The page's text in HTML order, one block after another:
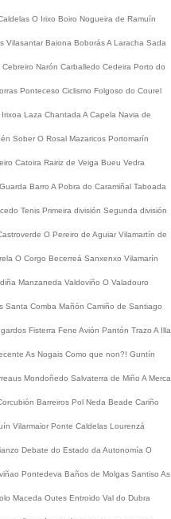
O Irixo Boiro Nogueira de Ramuín
Vilasantar Baiona BoborásA Laracha Sada
Narón Carballedo Cedeira Porto do
Ponteceso Ciclismo Folgoso do Courel
Irixoa Laza Chantada A Capela Navia de
Sober O Rosal Mazaricos Portomarín
Catoira Rairiz de Veiga Bueu Vedra
Barro A Pobra do Caramiñal Taboada
Tenis Primeira división Segunda división
O Pereiro de Aguiar Vilamartín de
O Corgo Becerreá Sanxenxo Vilamarín
Manzaneda Valdoviño O Valadouro
Santa Comba Mañón Camiño de Santiago
Fisterra Fene Avión Pantón Trazo A Illa
As Nogais Como que non?! Guntín
Mondoñedo Salvaterra de Miño A Merca
Barreiros Pol Neda Beade Cariño
Vilarmaior Ponte Caldelas Lourenzá
Debate do Estado da Autonomía O
Pontedeva Baños de Molgas Santiso As
Maceda Outes Entroido Val do Dubra